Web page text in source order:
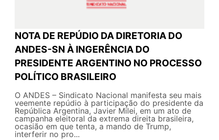
NOTA DE REPÚDIO DA DIRETORIA DO
ANDES-SN À INGERÊNCIA DO
PRESIDENTE ARGENTINO NO PROCESSO
POLÍTICO BRASILEIRO
O ANDES – Sindicato Nacional manifesta seu mais
veemente repúdio à participação do presidente da
República Argentina, Javier Milei, em um ato de
campanha eleitoral da extrema direita brasileira,
ocasião em que tenta, a mando de Trump,
interferir no pro...